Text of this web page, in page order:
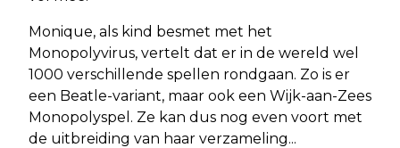
Monique, als kind besmet met het
Monopolyvirus, vertelt dat er in de wereld wel
1000 verschillende spellen rondgaan. Zo is er
een Beatle-variant, maar ook een Wijk-aan-Zees
Monopolyspel. Ze kan dus nog even voort met
de uitbreiding van haar verzameling...